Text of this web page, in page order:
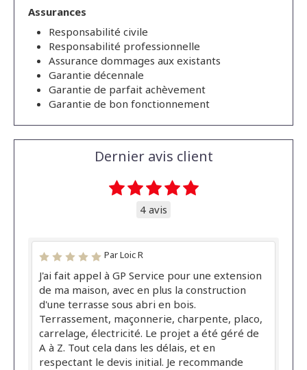
Assurances
Responsabilité civile
Responsabilité professionnelle
Assurance dommages aux existants
Garantie décennale
Garantie de parfait achèvement
Garantie de bon fonctionnement
Dernier avis client
4 avis
Par Loic R
J'ai fait appel à GP Service pour une extension
de ma maison, avec en plus la construction
d'une terrasse sous abri en bois.
Terrassement, maçonnerie, charpente, placo,
carrelage, électricité. Le projet a été géré de
A à Z. Tout cela dans les délais, et en
respectant le devis initial. Je recommande